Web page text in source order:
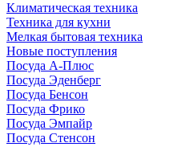
Климатическая техника
Техника для кухни
Мелкая бытовая техника
Новые поступления
Посуда А-Плюс
Посуда Эденберг
Посуда Бенсон
Посуда Фрико
Посуда Эмпайр
Посуда Стенсон